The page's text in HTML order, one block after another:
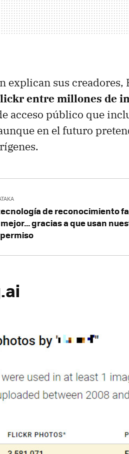
explican sus creadores,
entre millones de
acceso público que
en el futuro
de reconocimiento
gracias a que usan